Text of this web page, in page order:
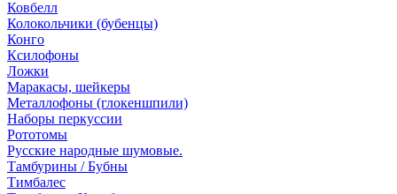
Ковбелл
Колокольчики (бубенцы)
Конго
Ксилофоны
Ложки
Маракасы, шейкеры
Металлофоны (глокеншпили)
Наборы перкуссии
Рототомы
Русские народные шумовые.
Тамбурины / Бубны
Тимбалес